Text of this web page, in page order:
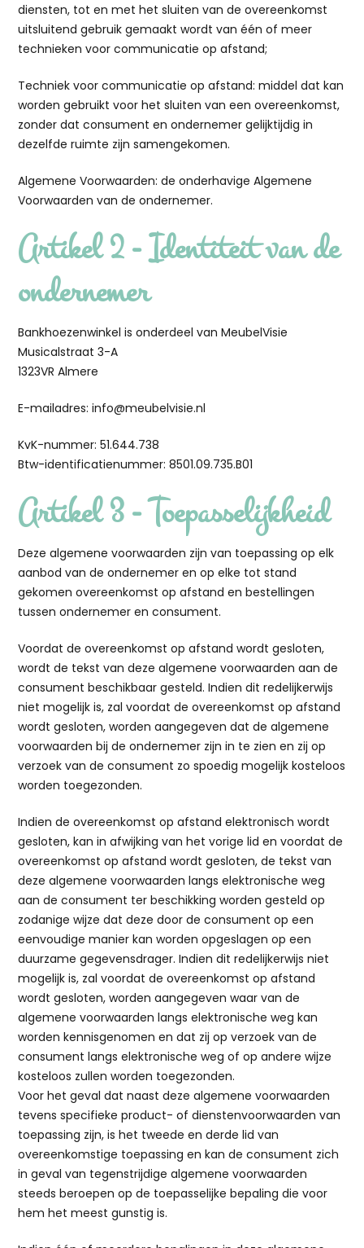
diensten, tot en met het sluiten van de overeenkomst
uitsluitend gebruik gemaakt wordt van één of meer
technieken voor communicatie op afstand;
Techniek voor communicatie op afstand: middel dat kan
worden gebruikt voor het sluiten van een overeenkomst,
zonder dat consument en ondernemer gelijktijdig in
dezelfde ruimte zijn samengekomen.
Algemene Voorwaarden: de onderhavige Algemene
Voorwaarden van de ondernemer.
Artikel 2 - Identiteit van de
ondernemer
Bankhoezenwinkel is onderdeel van MeubelVisie
Musicalstraat 3-A
1323VR Almere
E-mailadres: info@meubelvisie.nl
KvK-nummer: 51.644.738
Btw-identificatienummer: 8501.09.735.B01
Artikel 3 - Toepasselijkheid
Deze algemene voorwaarden zijn van toepassing op elk
aanbod van de ondernemer en op elke tot stand
gekomen overeenkomst op afstand en bestellingen
tussen ondernemer en consument.
Voordat de overeenkomst op afstand wordt gesloten,
wordt de tekst van deze algemene voorwaarden aan de
consument beschikbaar gesteld. Indien dit redelijkerwijs
niet mogelijk is, zal voordat de overeenkomst op afstand
wordt gesloten, worden aangegeven dat de algemene
voorwaarden bij de ondernemer zijn in te zien en zij op
verzoek van de consument zo spoedig mogelijk kosteloos
worden toegezonden.
Indien de overeenkomst op afstand elektronisch wordt
gesloten, kan in afwijking van het vorige lid en voordat de
overeenkomst op afstand wordt gesloten, de tekst van
deze algemene voorwaarden langs elektronische weg
aan de consument ter beschikking worden gesteld op
zodanige wijze dat deze door de consument op een
eenvoudige manier kan worden opgeslagen op een
duurzame gegevensdrager. Indien dit redelijkerwijs niet
mogelijk is, zal voordat de overeenkomst op afstand
wordt gesloten, worden aangegeven waar van de
algemene voorwaarden langs elektronische weg kan
worden kennisgenomen en dat zij op verzoek van de
consument langs elektronische weg of op andere wijze
kosteloos zullen worden toegezonden.
Voor het geval dat naast deze algemene voorwaarden
tevens specifieke product- of dienstenvoorwaarden van
toepassing zijn, is het tweede en derde lid van
overeenkomstige toepassing en kan de consument zich
in geval van tegenstrijdige algemene voorwaarden
steeds beroepen op de toepasselijke bepaling die voor
hem het meest gunstig is.